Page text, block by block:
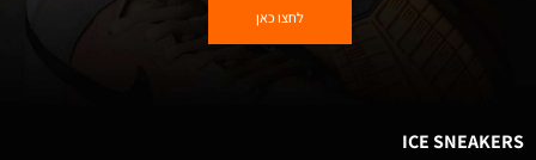
לחצו כאן
ICE SNEAKERS